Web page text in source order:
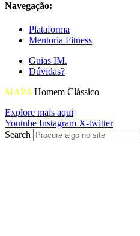
Navegação:
Plataforma
Mentoria Fitness
Guias IM.
Dúvidas?
MAPA Homem Clássico
Explore mais aqui
Youtube Instagram X-twitter
Search